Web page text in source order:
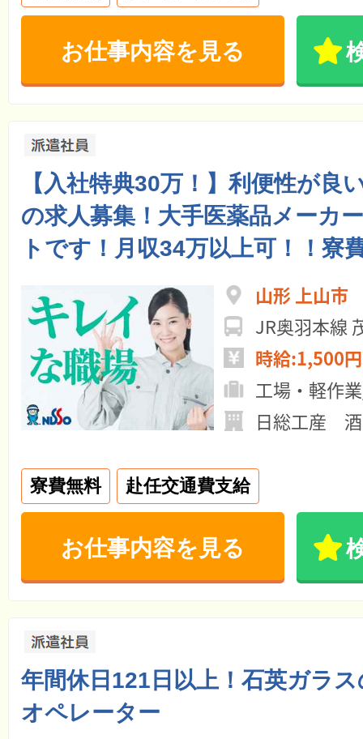
お仕事内容を見る
【入社特典30万！】利便性が良
の求人募集！大手医薬品メーカ
トです！月収34万以上可！！寮
山形 上山市
JR奥羽本線
時給:1,500
工場・軽作
日総工産
寮費無料 赴任交通費支給
お仕事内容を見る
年間休日121日以上！石英ガラ
オペレーター